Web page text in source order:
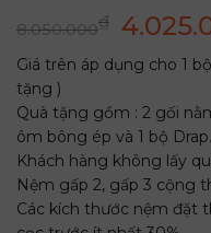
8.050.000₫ Giá
gốc
là:
Giá trên áp dụng cho 1
tặng )
Quà tặng gồm : 2 gối
ôm bông ép và 1 bộ Drap.
Khách hàng không lấy
Nệm gấp 2, gấp 3 cộng
Các kích thước nệm đặt